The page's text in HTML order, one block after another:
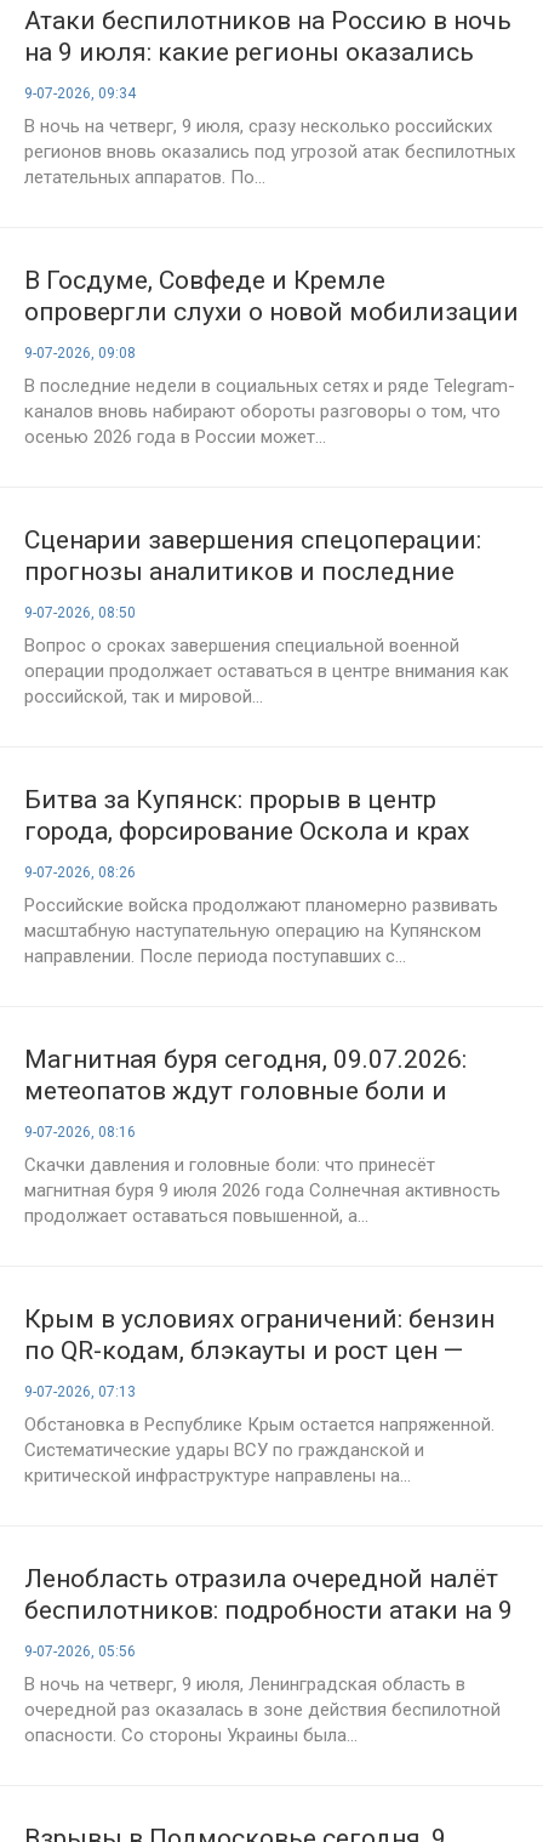
Атаки беспилотников на Россию в ночь
на 9 июля: какие регионы оказались
под ударом, что известно о
последствиях
9-07-2026, 09:34
В ночь на четверг, 9 июля, сразу несколько российских
регионов вновь оказались под угрозой атак беспилотных
летательных аппаратов. По...
В Госдуме, Совфеде и Кремле
опровергли слухи о новой мобилизации
осенью 2026 года
9-07-2026, 09:08
В последние недели в социальных сетях и ряде Telegram-
каналов вновь набирают обороты разговоры о том, что
осенью 2026 года в России может...
Сценарии завершения спецоперации:
прогнозы аналитиков и последние
события на 9 июля 2026 года
9-07-2026, 08:50
Вопрос о сроках завершения специальной военной
операции продолжает оставаться в центре внимания как
российской, так и мировой...
Битва за Купянск: прорыв в центр
города, форсирование Оскола и крах
украинской обороны (Обстановка на
09.07.2026)
9-07-2026, 08:26
Российские войска продолжают планомерно развивать
масштабную наступательную операцию на Купянском
направлении. После периода поступавших с...
Магнитная буря сегодня, 09.07.2026:
метеопатов ждут головные боли и
скачки давления в четверг из-за
геошторма. Свежий прогноз на день
9-07-2026, 08:16
Скачки давления и головные боли: что принесёт
магнитная буря 9 июля 2026 года Солнечная активность
продолжает оставаться повышенной, а...
Крым в условиях ограничений: бензин
по QR-кодам, блэкауты и рост цен —
стоит ли ехать в отпуск?
9-07-2026, 07:13
Обстановка в Республике Крым остается напряженной.
Систематические удары ВСУ по гражданской и
критической инфраструктуре направлены на...
Ленобласть отразила очередной налёт
беспилотников: подробности атаки на 9
июля 2026 года
9-07-2026, 05:56
В ночь на четверг, 9 июля, Ленинградская область в
очередной раз оказалась в зоне действия беспилотной
опасности. Со стороны Украины была...